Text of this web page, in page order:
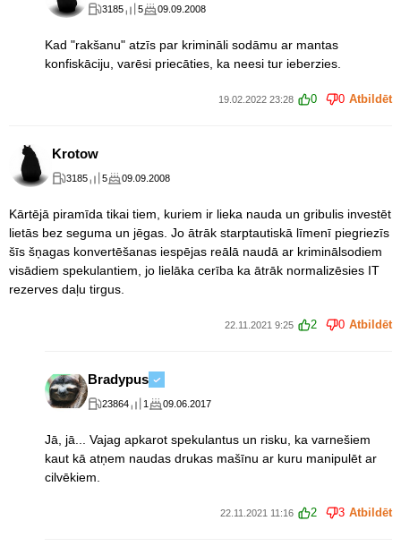
3185 5 09.09.2008
Kad "rakšanu" atzīs par krimināli sodāmu ar mantas
konfiskāciju, varēsi priecāties, ka neesi tur ieberzies.
19.02.2022 23:28 0 0 Atbildēt
Krotow
3185 5 09.09.2008
Kārtējā piramīda tikai tiem, kuriem ir lieka nauda un gribulis investēt
lietās bez seguma un jēgas. Jo ātrāk starptautiskā līmenī piegriezīs
šīs šņagas konvertēšanas iespējas reālā naudā ar kriminālsodiem
visādiem spekulantiem, jo lielāka cerība ka ātrāk normalizēsies IT
rezerves daļu tirgus.
22.11.2021 9:25 2 0 Atbildēt
Bradypus
23864 1 09.06.2017
Jā, jā... Vajag apkarot spekulantus un risku, ka varnešiem
kaut kā atņem naudas drukas mašīnu ar kuru manipulēt ar
cilvēkiem.
22.11.2021 11:16 2 3 Atbildēt